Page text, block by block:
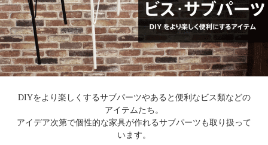
DIYをより楽しくするサブパーツやあると便利なビス類などの
アイテムたち。
アイデア次第で個性的な家具が作れるサブパーツも取り扱って
います。